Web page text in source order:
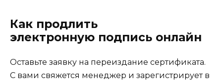
Как продлить
электронную подпись онлайн
Оставьте заявку на переиздание сертификата.
С вами свяжется менеджер и зарегистрирует в